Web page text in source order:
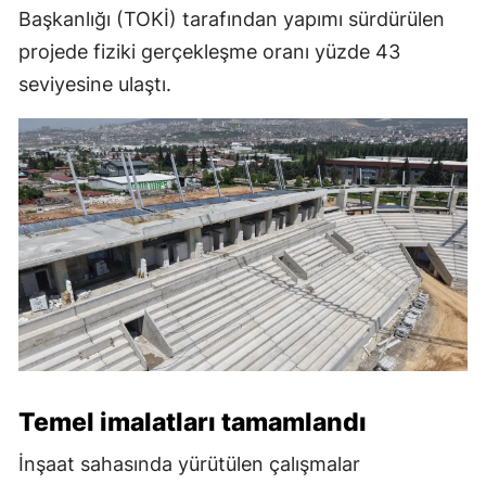
Başkanlığı (TOKİ) tarafından yapımı sürdürülen
projede fiziki gerçekleşme oranı yüzde 43
seviyesine ulaştı.
Temel imalatları tamamlandı
İnşaat sahasında yürütülen çalışmalar